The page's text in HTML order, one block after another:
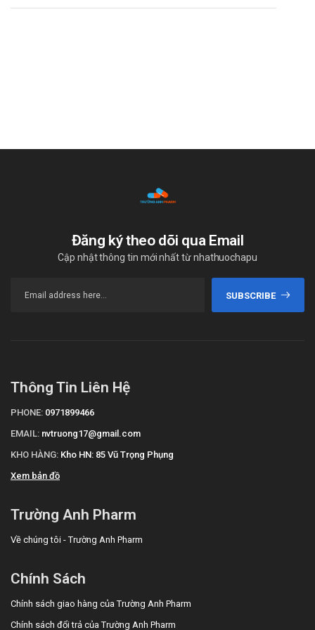
Auropodox 200 Aurobindo
Đăng ký theo dõi qua Email
Cập nhật thông tin mới nhất từ nhathuochapu
SUBSCRIBE
Thông Tin Liên Hệ
PHONE: 0971899466
EMAIL: nvtruong17@gmail.com
KHO HÀNG: Kho HN: 85 Vũ Trọng Phụng
Xem bản đồ
Trường Anh Pharm
Về chúng tôi - Trường Anh Pharm
Chính Sách
Chính sách giao hàng của Trường Anh Pharm
Chính sách đổi trả của Trường Anh Pharm